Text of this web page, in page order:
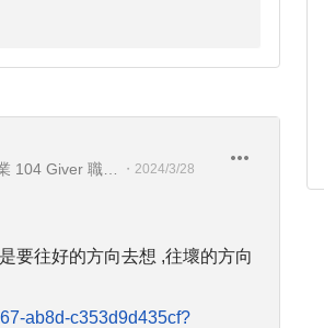
・ 2024/3/28
要往好的方向去想 ,往壞的方向
ab8d-c353d9d435cf?